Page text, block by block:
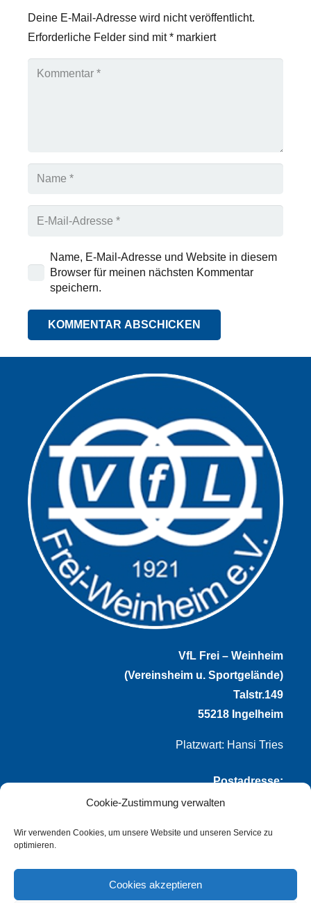
Cookie-Zustimmung verwalten
Wir verwenden Cookies, um unsere Website und unseren Service zu
optimieren.
Cookies akzeptieren
Deine E-Mail-Adresse wird nicht veröffentlicht.
Erforderliche Felder sind mit* markiert
Name, E-Mail-Adresse und Website in diesem
Browser für meinen nächsten Kommentar
speichern.
KOMMENTAR ABSCHICKEN
VfL Frei – Weinheim
(Vereinsheim u. Sportgelände)
Talstr.149
55218 Ingelheim
Platzwart: Hansi Tries
Postadresse:
VfL Frei-Weinheim 1921 e.V.
Thomas Winternheimer
Talstr. 149
55218 Ingelheim